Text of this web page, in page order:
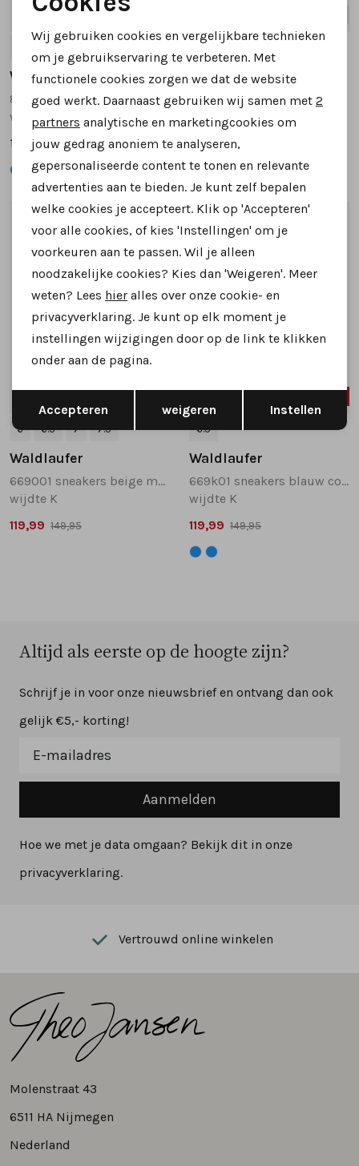
5.5
Waldlaufer
831004 sneakers donkerbruin
wijdte M
159,95
5 6
Waldlaufer
831004 sneakers zwart
wijdte M
159,95
6 6.5 7 7.5
Waldlaufer
669001 sneakers beige multi
wijdte K
119,99 149,95
6.5
Waldlaufer
669k01 sneakers blauw combinatie
wijdte K
119,99 149,95
Altijd als eerste op de hoogte zijn?
Schrijf je in voor onze nieuwsbrief en ontvang dan ook
gelijk €5,- korting!
Aanmelden
Hoe we met je data omgaan? Bekijk dit in onze
privacyverklaring.
Vertrouwd online winkelen
Molenstraat 43
6511 HA Nijmegen
Nederland
Noodzakelijke cookies
Personalisatie cookies
Analytische cookies
Marketing cookies
Terug Opslaan
Wij gebruiken cookies en vergelijkbare technieken
om je gebruikservaring te verbeteren. Met
functionele cookies zorgen we dat de website
goed werkt. Daarnaast gebruiken wij samen met 2
partners analytische en marketingcookies om
jouw gedrag anoniem te analyseren,
gepersonaliseerde content te tonen en relevante
advertenties aan te bieden. Je kunt zelf bepalen
welke cookies je accepteert. Klik op 'Accepteren'
voor alle cookies, of kies 'Instellingen' om je
voorkeuren aan te passen. Wil je alleen
noodzakelijke cookies? Kies dan 'Weigeren'. Meer
weten? Lees hier alles over onze cookie- en
privacyverklaring. Je kunt op elk moment je
instellingen wijzigingen door op de link te klikken
onder aan de pagina.
Accepteren weigeren Instellen